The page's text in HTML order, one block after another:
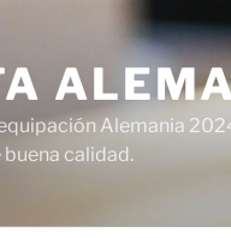
Alemania
calidad.